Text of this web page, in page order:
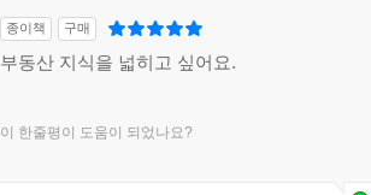
종이책 구매
부동산 지식을 넓히고 싶어요.
이 한줄평이 도움이 되었나요?